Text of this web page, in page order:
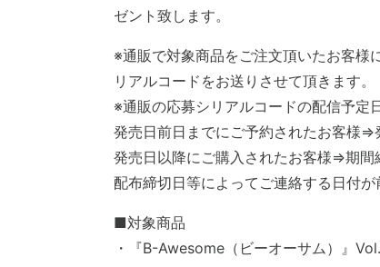
ゼント致します。
※通販で対象商品をご注文頂いたお客様
リアルコードをお送りさせて頂きます。
※通販の応募シリアルコードの配信予定
発売日前日までにご予約されたお客様⇒
発売日以降にご購入されたお客様⇒期間
配布締切日等によってご連絡する日付
■対象商品
・『B-Awesome（ビーオーサム）』